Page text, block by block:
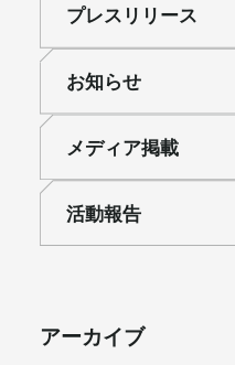
プレスリリース
お知らせ
メディア掲載
活動報告
アーカイブ